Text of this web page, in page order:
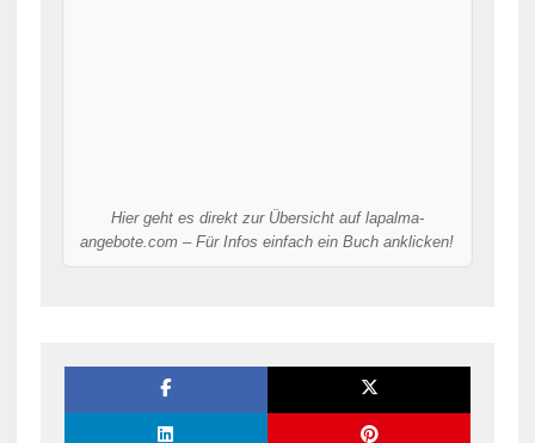
Hier geht es direkt zur Übersicht auf lapalma-
angebote.com – Für Infos einfach ein Buch anklicken!